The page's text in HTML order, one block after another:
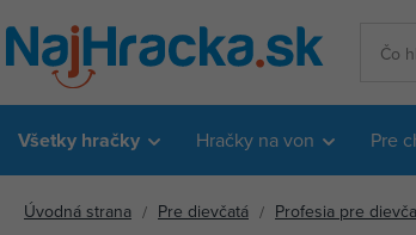
Všetky hračky Hračky na von Pre
Úvodná strana Pre dievčatá Profesia pre